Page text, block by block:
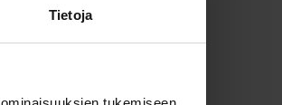
Tietoja